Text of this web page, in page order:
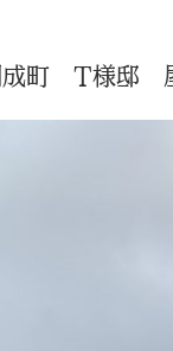
成町 T様邸